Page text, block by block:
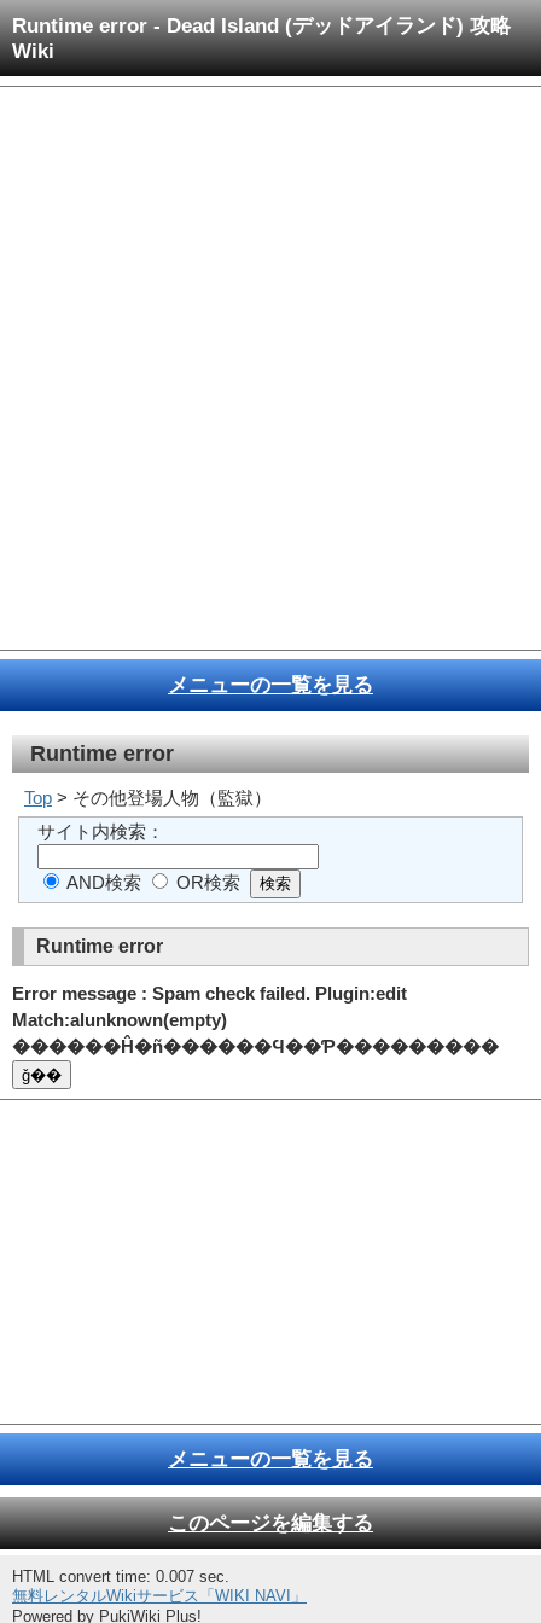
Runtime error - Dead Island (デッドアイランド) 攻略
Wiki
メニューの一覧を見る
Runtime error
Top > その他登場人物（監獄）
サイト内検索：
AND検索 OR検索
Runtime error
Error message : Spam check failed. Plugin:edit
Match:alunknown(empty)
������Ĥ�ñ������Ϥ��Ƥ���������
メニューの一覧を見る
このページを編集する
HTML convert time: 0.007 sec.
無料レンタルWikiサービス「WIKI NAVI」
Powered by PukiWiki Plus!